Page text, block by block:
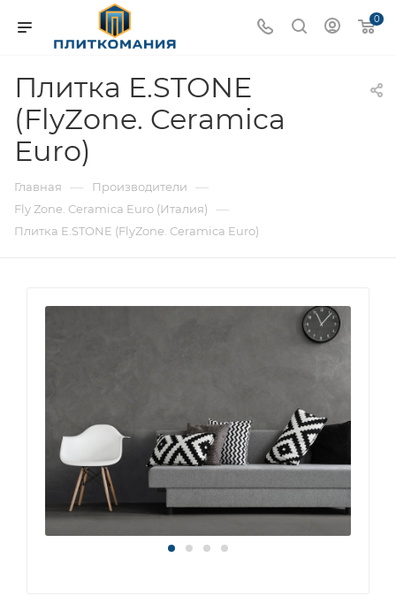
0
Плитка E.STONE
(FlyZone. Ceramica
Euro)
Главная — Производители —
Fly Zone. Ceramica Euro (Италия) —
Плитка E.STONE (FlyZone. Ceramica Euro)